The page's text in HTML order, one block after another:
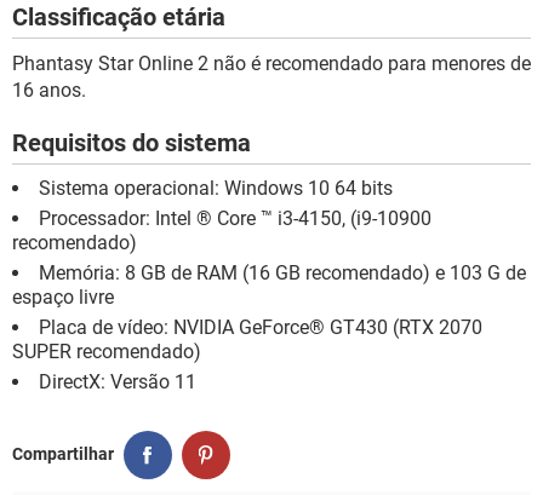
Classificação etária
Phantasy Star Online 2 não é recomendado para menores de
16 anos.
Requisitos do sistema
Sistema operacional: Windows 10 64 bits
Processador: Intel ® Core ™ i3-4150, (i9-10900
recomendado)
Memória: 8 GB de RAM (16 GB recomendado) e 103 G de
espaço livre
Placa de vídeo: NVIDIA GeForce® GT430 (RTX 2070
SUPER recomendado)
DirectX: Versão 11
Compartilhar